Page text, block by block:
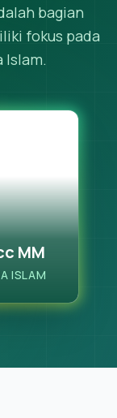
bagian
fokus pada
Islam.
MM
ISLAM